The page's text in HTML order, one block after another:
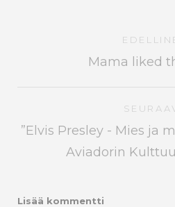
Mama liked
”Elvis Presley - Mies ja
Aviadorin
Lisää kommentti